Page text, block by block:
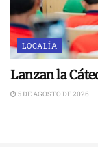
LOCALÍA
Lanzan la
5 DE AGOSTO DE 2026